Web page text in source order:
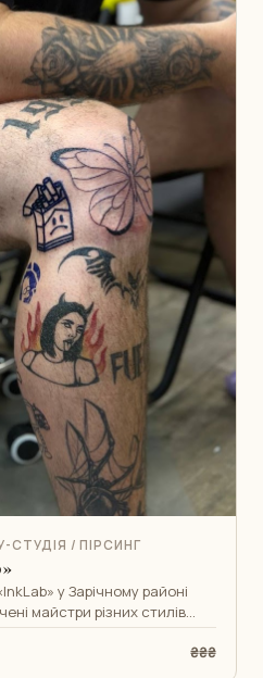
СТУДІЯ / ПІРСИНГ
у Зарічному районі
майстри різних стилів
та
₴₴₴